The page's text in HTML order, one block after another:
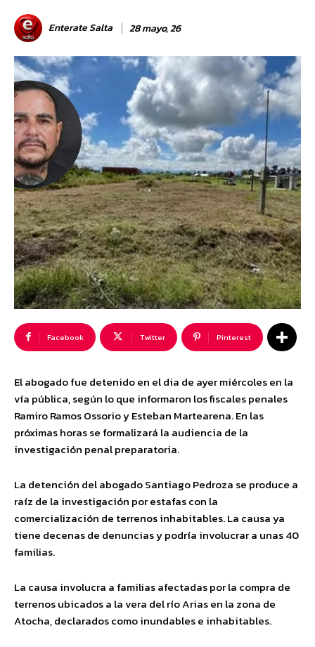
Enterate Salta 28 mayo, 26
Facebook Twitter Pinterest
El abogado fue detenido en el dia de ayer miércoles en la
vía pública, según lo que informaron los fiscales penales
Ramiro Ramos Ossorio y Esteban Martearena. En las
próximas horas se formalizará la audiencia de la
investigación penal preparatoria.
La detención del abogado Santiago Pedroza se produce a
raíz de la investigación por estafas con la
comercialización de terrenos inhabitables. La causa ya
tiene decenas de denuncias y podría involucrar a unas 40
familias.
La causa involucra a familias afectadas por la compra de
terrenos ubicados a la vera del río Arias en la zona de
Atocha, declarados como inundables e inhabitables.